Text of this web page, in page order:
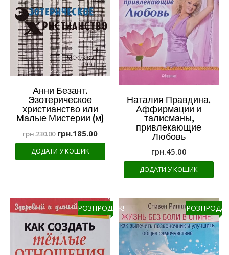
Анни Безант.
Эзотерическое
христианство или
Малые Мистерии (м)
грн.230.00 грн.185.00
ДОДАТИ У КОШИК
Наталия Правдина.
Аффирмации и
талисманы,
привлекающие
Любовь
грн.45.00
ДОДАТИ У КОШИК
РОЗПРОДАЖ!